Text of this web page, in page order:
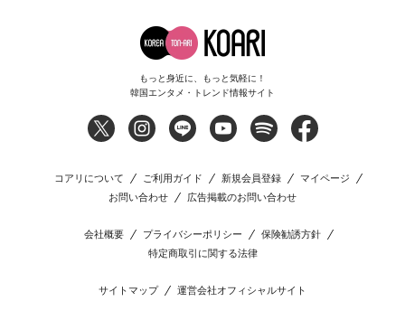
もっと身近に、もっと気軽に！
韓国エンタメ・トレンド情報サイト
コアリについて ご利用ガイド 新規会員登録
マイページ
お問い合わせ
広告掲載のお問い合わせ
会社概要 プライバシーポリシー
保険勧誘方針
特定商取引に関する法律
サイトマップ 運営会社オフィシャルサイト